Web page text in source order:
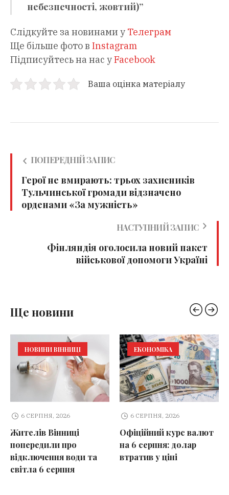
небезпечності, жовтий)”
Слідкуйте за новинами у Телеграм
Ще більше фото в Instagram
Підписуйтесь на нас уFacebook
Ваша оцінка матеріалу
ПОПЕРЕДНІЙ ЗАПИС
Герої не вмирають: трьох захисників
Тульчинської громади відзначено
орденами «За мужність»
НАСТУПНИЙ ЗАПИС
Фінляндія оголосила новий пакет
військової допомоги Україні
Ще новини
НОВИНИ ВІННИЦІ
6 СЕРПНЯ, 2026
Жителів Вінниці
попередили про
відключення води та
світла 6 серпня
ЕКОНОМІКА
6 СЕРПНЯ, 2026
Офіційний курс валют
на 6 серпня: долар
втратив у ціні